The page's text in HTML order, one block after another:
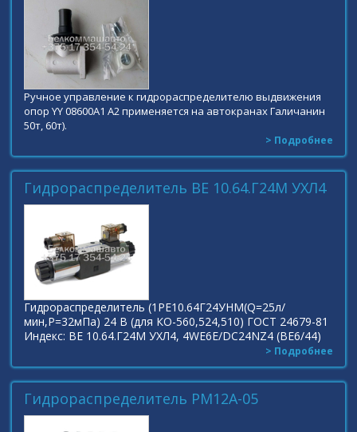
Ручное управление к гидрораспределителю выдвижения
опор YY 08600A1 A2 применяется на автокранах Галичанин
50т, 60т).
> Подробнее
Гидрораспределитель ВЕ 10.64.Г24М УХЛ4
Гидрораспределитель (1РЕ10.64Г24УНМ(Q=25л/
мин,Р=32мПа) 24 В (для КО-560,524,510) ГОСТ 24679-81
Индекс: ВЕ 10.64.Г24М УХЛ4, 4WE6E/DC24NZ4 (BE6/44)
> Подробнее
Гидрораспределитель РМ12А-05